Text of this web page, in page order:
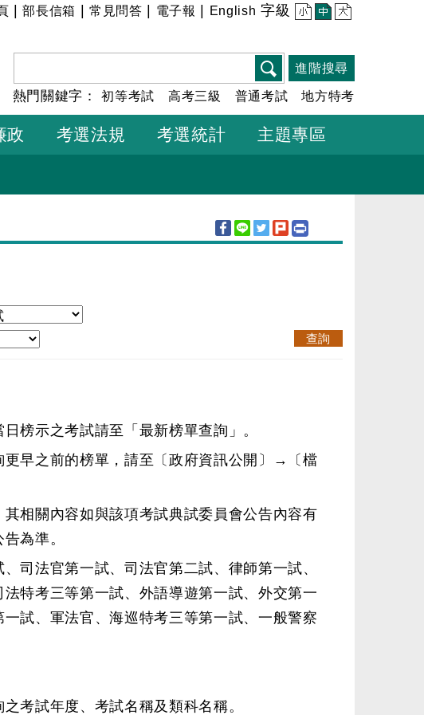
|部長信箱 常見問答 電子報 English 字級 小 中 大
進階搜尋
熱門關鍵字：初等考試 高考三級 普通考試 地方特考
政 考選法規 考選統計 主題專區
查詢
榜示之考試請至 「最新榜單查詢」 。
早之前的榜單，請至〔政府資訊公開〕→
〔檔
相關內容如與該項考試典試委員會公告內容有
為準。
司法官第一試、司法官第二試、律師第一試、
特考三等第一試、外語導遊第一試、外交第一
試、軍法官、海巡特考三等第一試、一般警察
考試年度、考試名稱及類科名稱。